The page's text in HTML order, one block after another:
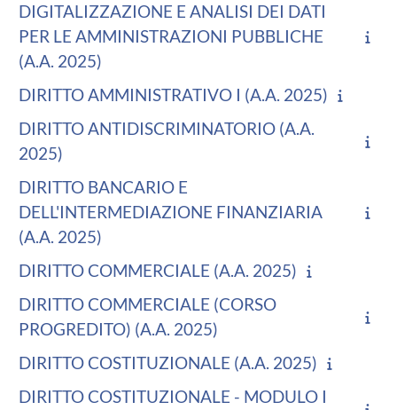
DIGITALIZZAZIONE E ANALISI DEI DATI
PER LE AMMINISTRAZIONI PUBBLICHE
(A.A. 2025)
DIRITTO AMMINISTRATIVO I (A.A. 2025)
DIRITTO ANTIDISCRIMINATORIO (A.A.
2025)
DIRITTO BANCARIO E
DELL'INTERMEDIAZIONE FINANZIARIA
(A.A. 2025)
DIRITTO COMMERCIALE (A.A. 2025)
DIRITTO COMMERCIALE (CORSO
PROGREDITO) (A.A. 2025)
DIRITTO COSTITUZIONALE (A.A. 2025)
DIRITTO COSTITUZIONALE - MODULO I